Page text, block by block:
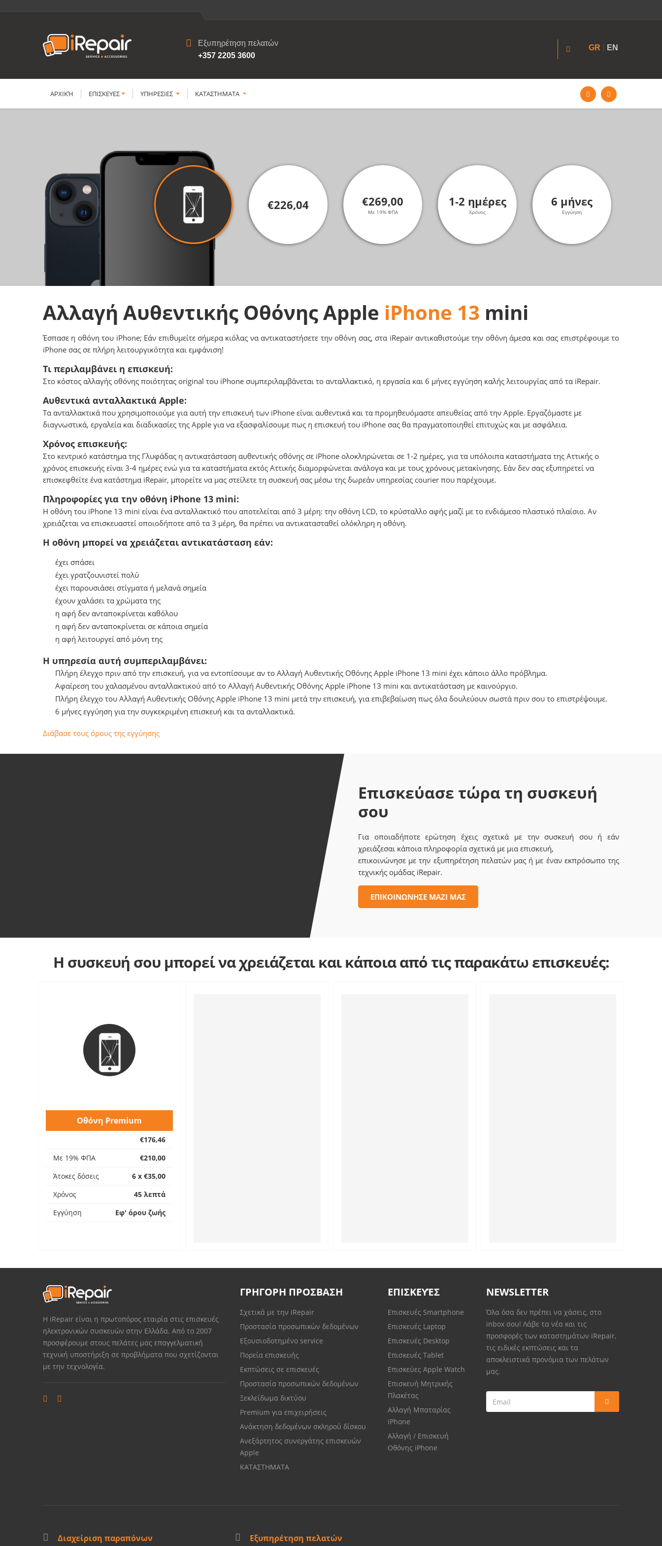
Εξυπηρέτηση πελατών
+357 2205 3600
GR EN
ΑΡΧΙΚΉ ΕΠΙΣΚΕΥΕΣ YΠΗΡΕΣΙΕΣ ΚΑΤΑΣΤΗΜΑΤΑ
€226,04 €269,00
Με 19% ΦΠΑ
1-2 ημέρες
Χρόνος
6 μήνες
Εγγύηση
Αλλαγή Αυθεντικής Οθόνης Apple iPhone 13 mini
Έσπασε η οθόνη του iPhone; Εάν επιθυμείτε σήμερα κιόλας να αντικαταστήσετε την οθόνη σας, στα iRepair αντικαθιστούμε την οθόνη άμεσα και σας επιστρέφουμε το
iPhone σας σε πλήρη λειτουργικότητα και εμφάνιση!
Τι περιλαμβάνει η επισκευή:
Στο κόστος αλλαγής οθόνης ποιότητας original του iPhone συμπεριλαμβάνεται το ανταλλακτικό, η εργασία και 6 μήνες εγγύηση καλής λειτουργίας από τα iRepair.
Αυθεντικά ανταλλακτικά Apple:
Tα ανταλλακτικά που χρησιμοποιούμε για αυτή την επισκευή των iPhone είναι αυθεντικά και τα προμηθευόμαστε απευθείας από την Apple. Εργαζόμαστε με
διαγνωστικά, εργαλεία και διαδικασίες της Αpple για να εξασφαλίσουμε πως η επισκευή του iPhone σας θα πραγματοποιηθεί επιτυχώς και με ασφάλεια.
Χρόνος επισκευής:
Στο κεντρικό κατάστημα της Γλυφάδας η αντικατάσταση αυθεντικής οθόνης σε iPhone ολοκληρώνεται σε 1-2 ημέρες, για τα υπόλοιπα καταστήματα της Αττικής ο
χρόνος επισκευής είναι 3-4 ημέρες ενώ για τα καταστήματα εκτός Αττικής διαμορφώνεται ανάλογα και με τους χρόνους μετακίνησης. Εάν δεν σας εξυπηρετεί να
επισκεφθείτε ένα κατάστημα iRepair, μπορείτε να μας στείλετε τη συσκευή σας μέσω της δωρεάν υπηρεσίας courier που παρέχουμε.
Πληροφορίες για την οθόνη iPhone 13 mini:
Η οθόνη του iPhone 13 mini είναι ένα ανταλλακτικό που αποτελείται από 3 μέρη: την οθόνη LCD, το κρύσταλλο αφής μαζί με το ενδιάμεσο πλαστικό πλαίσιο. Αν
χρειάζεται να επισκευαστεί οποιοδήποτε από τα 3 μέρη, θα πρέπει να αντικατασταθεί ολόκληρη η οθόνη.
Η οθόνη μπορεί να χρειάζεται αντικατάσταση εάν:
έχει σπάσει
έχει γρατζουνιστεί πολύ
έχει παρουσιάσει στίγματα ή μελανά σημεία
έχουν χαλάσει τα χρώματα της
η αφή δεν ανταποκρίνεται καθόλου
η αφή δεν ανταποκρίνεται σε κάποια σημεία
η αφή λειτουργεί από μόνη της
Η υπηρεσία αυτή συμπεριλαμβάνει:
Πλήρη έλεγχο πριν από την επισκευή, για να εντοπίσουμε αν το Αλλαγή Αυθεντικής Οθόνης Apple iPhone 13 mini έχει κάποιο άλλο πρόβλημα.
Αφαίρεση του χαλασμένου ανταλλακτικού από το Αλλαγή Αυθεντικής Οθόνης Apple iPhone 13 mini και αντικατάσταση με καινούργιο.
Πλήρη έλεγχο του Αλλαγή Αυθεντικής Οθόνης Apple iPhone 13 mini μετά την επισκευή, για επιβεβαίωση πως όλα δουλεύουν σωστά πριν σου το επιστρέψουμε.
6 μήνες εγγύηση για την συγκεκριμένη επισκευή και τα ανταλλακτικά.
Διάβασε τους όρους της εγγύησης
Επισκεύασε τώρα τη συσκευή
σου
Για οποιαδήποτε ερώτηση έχεις σχετικά με την συσκευή σου ή εάν
χρειάζεσαι κάποια πληροφορία σχετικά με μια επισκευή,
επικοινώνησε με την εξυπηρέτηση πελατών μας ή με έναν εκπρόσωπο της
τεχνικής ομάδας iRepair.
ΕΠΙΚΟΙΝΩΝΗΣΕ ΜΑΖΙ ΜΑΣ
Η συσκευή σου μπορεί να χρειάζεται και κάποια από τις παρακάτω επισκευές:
Οθόνη Premium
€176,46
Με 19% ΦΠΑ
€210,00
Άτοκες δόσεις
6 x €35,00
Χρόνος
45 λεπτά
Εγγύηση
Εφ' όρου ζωής
Η iRepair είναι η πρωτοπόρος εταιρία στις επισκευές
ηλεκτρονικών συσκευών στην Ελλάδα. Από το 2007
προσφέρουμε στους πελάτες μας επαγγελματική
τεχνική υποστήριξη σε προβλήματα που σχετίζονται
με την τεχνολογία.
ΓΡΗΓΟΡΗ ΠΡΟΣΒΑΣΗ
Σχετικά με την iRepair
Προστασία προσωπικών δεδομένων
Εξουσιοδοτημένο service
Πορεία επισκευής
Εκπτώσεις σε επισκευές
Προστασία προσωπικών δεδομένων
Ξεκλείδωμα δικτύου
Premium για επιχειρήσεις
Ανάκτηση δεδομένων σκληρού δίσκου
Ανεξάρτητος συνεργάτης επισκευών
Apple
ΚΑΤΑΣΤΗΜΑΤΑ
ΕΠΙΣΚΕΥΈΣ
Επισκευές Smartphone
Επισκευές Laptop
Επισκευές Desktop
Επισκευές Tablet
Επισκεύες Apple Watch
Επισκευή Μητρικής
Πλακέτας
Αλλαγή Μπαταρίας
iPhone
Αλλαγή / Επισκευή
Οθόνης iPhone
NEWSLETTER
Όλα όσα δεν πρέπει να χάσεις, στο
inbox σου! Λάβε τα νέα και τις
προσφορές των καταστημάτων iRepair,
τις ειδικές εκπτώσεις και τα
αποκλειστικά προνόμια των πελάτων
μας.
Διαχείριση παραπόνων Εξυπηρέτηση πελατών